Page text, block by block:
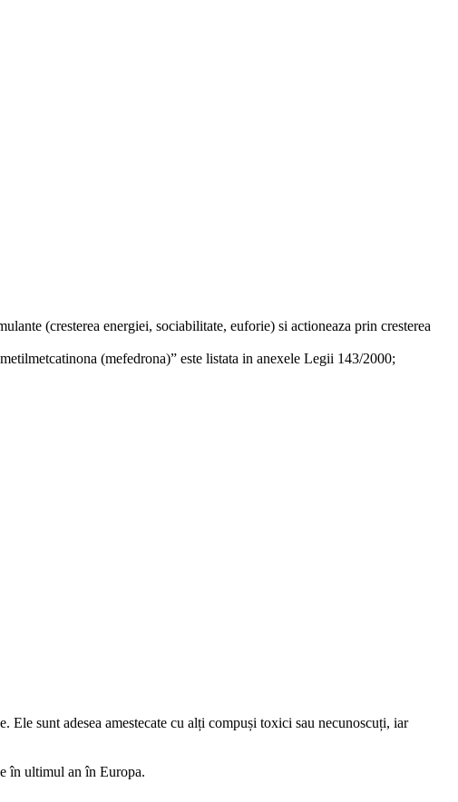
(cresterea energiei, sociabilitate, euforie) si actioneaza prin cresterea
(mefedrona)” este listata in anexele Legii 143/2000;
Ele sunt adesea amestecate cu alți compuși toxici sau necunoscuți, iar
în ultimul an în Europa.